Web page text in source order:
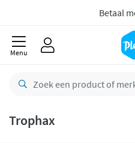
Betaal
Menu
Trophax